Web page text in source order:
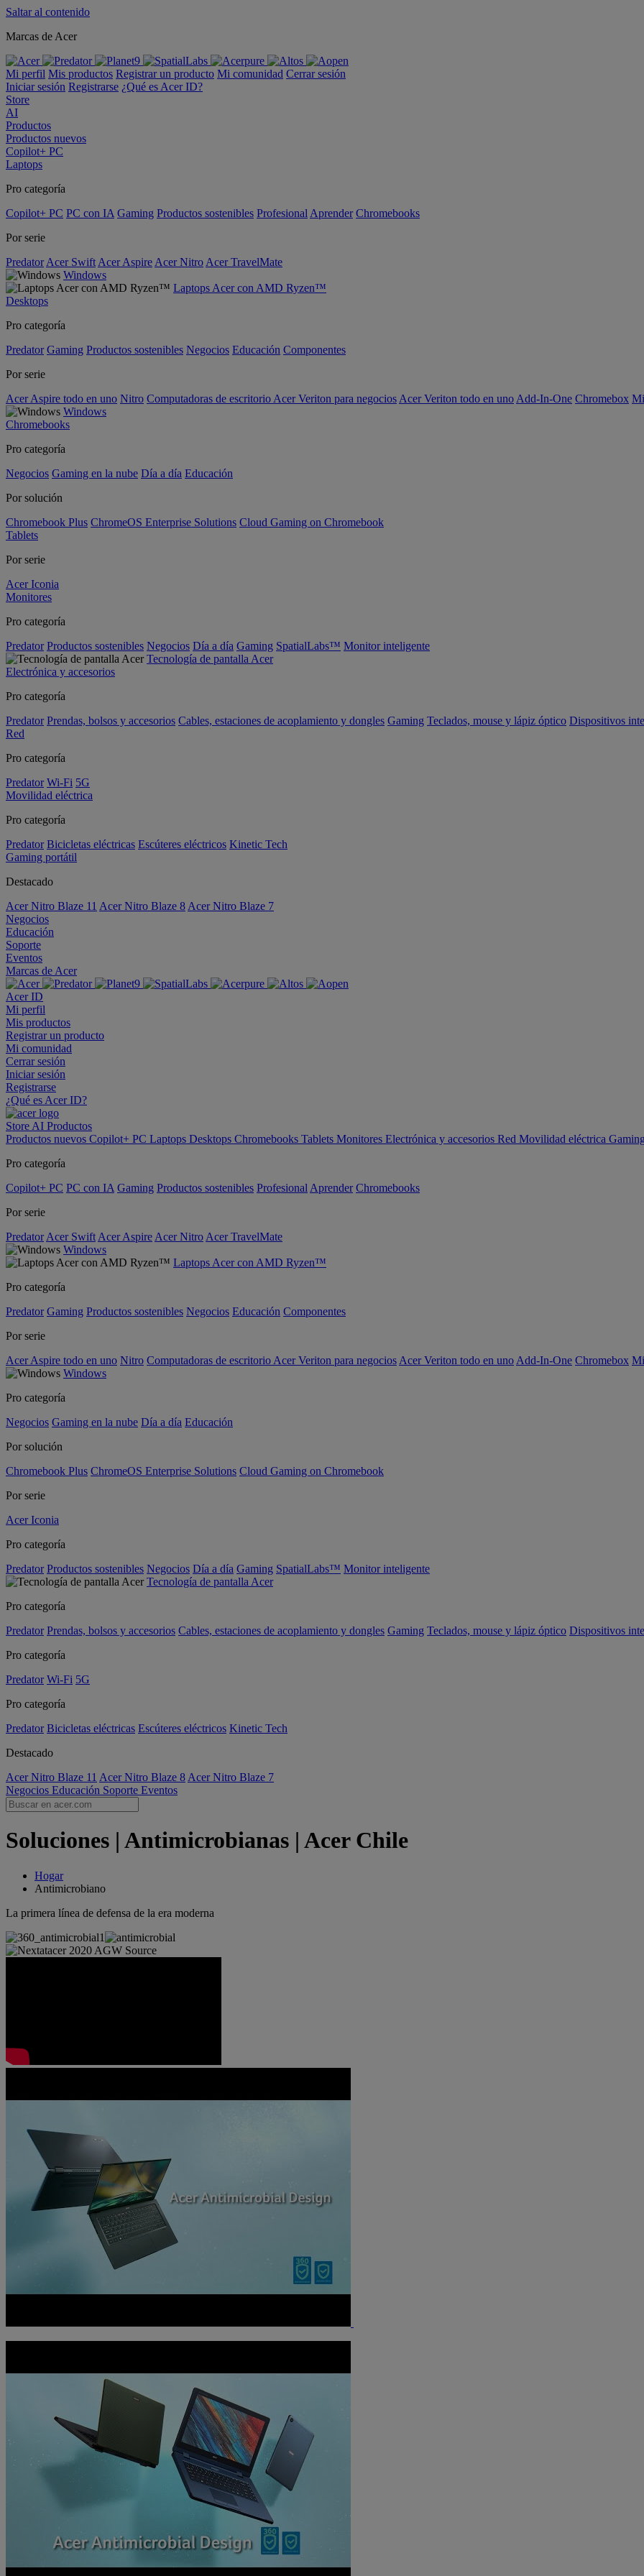
Saltar al contenido
Marcas de Acer
Mi perfil Mis productos Registrar un producto Mi comunidad Cerrar sesión
Iniciar sesión Registrarse ¿Qué es Acer ID?
Store
AI
Productos
Productos nuevos
Copilot+ PC
Laptops
Pro categoría
Copilot+ PC PC con IA Gaming Productos sostenibles Profesional Aprender Chromebooks
Por serie
Predator Acer Swift Acer Aspire Acer Nitro Acer TravelMate
Windows
Laptops Acer con AMD Ryzen™
Desktops
Pro categoría
Predator Gaming Productos sostenibles Negocios Educación Componentes
Por serie
Acer Aspire todo en uno Nitro Computadoras de escritorio Acer Veriton para negocios Acer Veriton todo en uno Add-In-One Chromebox
Windows
Chromebooks
Pro categoría
Negocios Gaming en la nube Día a día Educación
Por solución
Chromebook Plus ChromeOS Enterprise Solutions Cloud Gaming on Chromebook
Tablets
Por serie
Acer Iconia
Monitores
Pro categoría
Predator Productos sostenibles Negocios Día a día Gaming SpatialLabs™ Monitor inteligente
Tecnología de pantalla Acer
Electrónica y accesorios
Pro categoría
Predator Prendas, bolsos y accesorios Cables, estaciones de acoplamiento y dongles Gaming Teclados, mouse y lápiz óptico Dispositivos
Red
Pro categoría
Predator Wi-Fi 5G
Movilidad eléctrica
Pro categoría
Predator Bicicletas eléctricas Escúteres eléctricos Kinetic Tech
Gaming portátil
Destacado
Acer Nitro Blaze 11 Acer Nitro Blaze 8 Acer Nitro Blaze 7
Negocios
Educación
Soporte
Eventos
Marcas de Acer
Acer ID
Mi perfil
Mis productos
Registrar un producto
Mi comunidad
Cerrar sesión
Iniciar sesión
Registrarse
¿Qué es Acer ID?
Store AI Productos
Productos nuevos Copilot+ PC Laptops Desktops Chromebooks Tablets Monitores Electrónica y accesorios Red Movilidad eléctrica
Pro categoría
Copilot+ PC PC con IA Gaming Productos sostenibles Profesional Aprender Chromebooks
Por serie
Predator Acer Swift Acer Aspire Acer Nitro Acer TravelMate
Windows
Laptops Acer con AMD Ryzen™
Pro categoría
Predator Gaming Productos sostenibles Negocios Educación Componentes
Por serie
Acer Aspire todo en uno Nitro Computadoras de escritorio Acer Veriton para negocios Acer Veriton todo en uno Add-In-One Chromebox
Windows
Pro categoría
Negocios Gaming en la nube Día a día Educación
Por solución
Chromebook Plus ChromeOS Enterprise Solutions Cloud Gaming on Chromebook
Por serie
Acer Iconia
Pro categoría
Predator Productos sostenibles Negocios Día a día Gaming SpatialLabs™ Monitor inteligente
Tecnología de pantalla Acer
Pro categoría
Predator Prendas, bolsos y accesorios Cables, estaciones de acoplamiento y dongles Gaming Teclados, mouse y lápiz óptico Dispositivos
Pro categoría
Predator Wi-Fi 5G
Pro categoría
Predator Bicicletas eléctricas Escúteres eléctricos Kinetic Tech
Destacado
Acer Nitro Blaze 11 Acer Nitro Blaze 8 Acer Nitro Blaze 7
Negocios Educación Soporte Eventos
Soluciones | Antimicrobianas | Acer Chile
Hogar
Antimicrobiano
La primera línea de defensa de la era moderna